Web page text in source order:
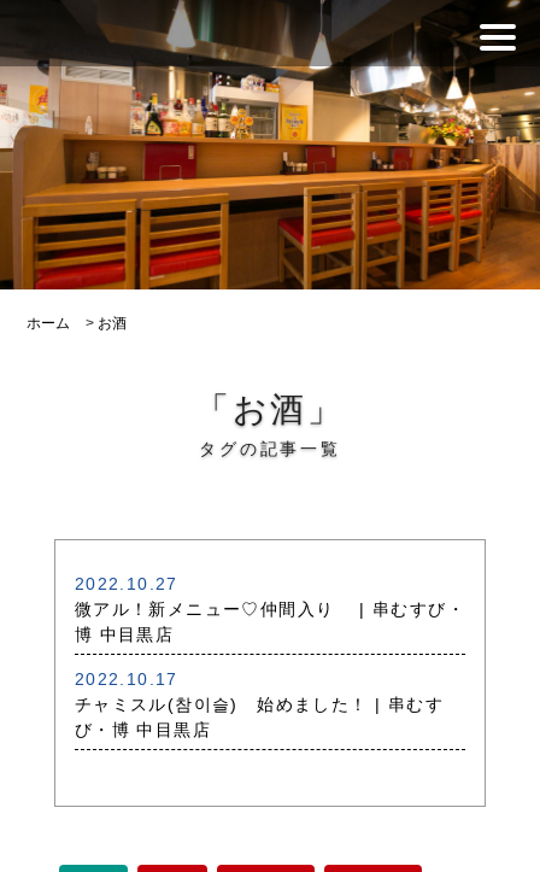
ホーム > お酒
「お酒」
タグの記事一覧
2022.10.27
微アル！新メニュー♡仲間入り | 串むすび・
博 中目黒店
2022.10.17
チャミスル(참이슬) 始めました！ | 串むす
び・博 中目黒店